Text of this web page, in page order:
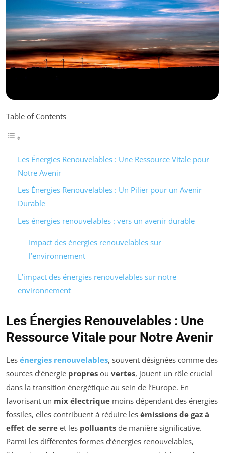
Table of Contents
Les Énergies Renouvelables : Une Ressource Vitale pour
Notre Avenir
Les Énergies Renouvelables : Un Pilier pour un Avenir
Durable
Les énergies renouvelables : vers un avenir durable
Impact des énergies renouvelables sur
l’environnement
L’impact des énergies renouvelables sur notre
environnement
Les Énergies Renouvelables : Une
Ressource Vitale pour Notre Avenir
Les énergies renouvelables, souvent désignées comme des
sources d’énergie propres ou vertes, jouent un rôle crucial
dans la transition énergétique au sein de l’Europe. En
favorisant un mix électrique moins dépendant des énergies
fossiles, elles contribuent à réduire les émissions de gaz à
effet de serre et les polluants de manière significative.
Parmi les différentes formes d’énergies renouvelables,